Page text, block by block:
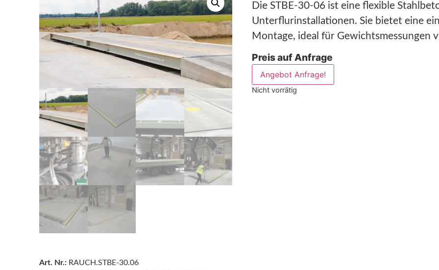
Art. Nr.: RAUCH.STBE-30.06
Die STBE-30-06 ist eine flexible
Unterflurinstallationen. Sie bietet eine
Montage, ideal für Gewichtsmessungen
Preis auf Anfrage
Angebot Anfrage!
Nicht vorrätig